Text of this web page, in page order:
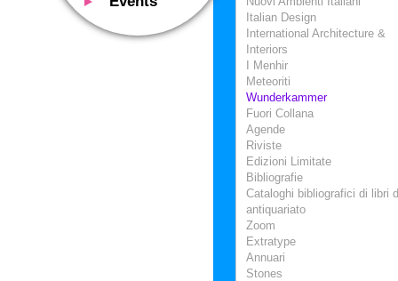
Servizi
Riviste
Si acquistano
Presentazione
Italian Design
International Architecture &
Interiors
I Menhir
Meteoriti
Wunderkammer
Fuori Collana
Agende
Riviste
Edizioni Limitate
Bibliografie
Cataloghi bibliografici di libri
antiquariato
Zoom
Extratype
Annuari
Stones